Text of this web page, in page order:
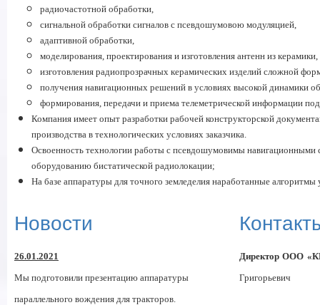
радиочастотной обработки,
сигнальной обработки сигналов с псевдошумовою модуляцией,
адаптивной обработки,
моделирования, проектирования и изготовления антенн из керамики,
изготовления радиопрозрачных керамических изделий сложной
получения навигационных решений в условиях высокой динамики
формирования, передачи и приема телеметрической информации
Компания имеет опыт разработки рабочей конструкторской
производства в технологических условиях заказчика.
Освоенность технологии работы с псевдошумовимы навигационными
оборудованию бистатической радиолокации;
На базе аппаратуры для точного земледелия наработанные
Новости
26.01.2021
Мы подготовили презентацию аппаратуры
параллельного вождения для тракторов.
Директор ООО
Григорьевич